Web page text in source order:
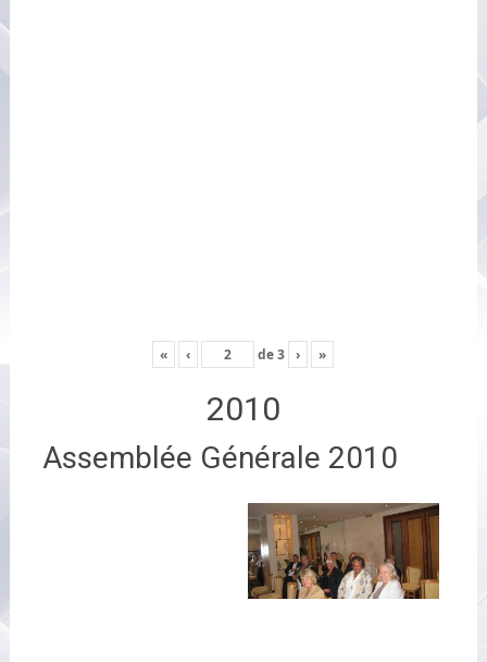
« ‹ de3 › »
2010
Assemblée Générale 2010